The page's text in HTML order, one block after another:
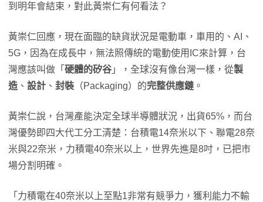
到明年會結束，對此黃崇仁有何看法？
黃崇仁回應，現在面臨的缺貨狀況是電動車，車用的、AI、
5G，因為在成長中，無法照傳統的電動使用IC來計算，台
灣應該叫做「 硬體的矽谷 」，全球沒有像台灣一樣，從製
造 、 設計 、 封裝 （Packaging）的完整供應鏈 。
黃崇仁說，台灣產能決定全球半導體狀況，出貨65%，而台
灣優勢即四大代工分工清楚：台積電14奈米以下、聯電28奈
米與22奈米，力積電40奈米以上，世界先進是8吋，已把市
場分割明確。
「力積電在40奈米以上至點1非常有競爭力，獲利能力不輸